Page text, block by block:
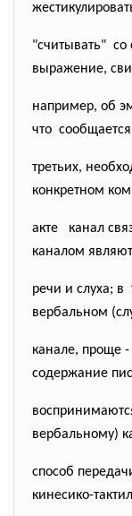
"считывать" со
выражение,
например, об
что
третьих,
конкретном
акте канал
каналом
речи и слуха; в
вербальном
канале, проще
содержание
вербальному)
способ
кинесико-